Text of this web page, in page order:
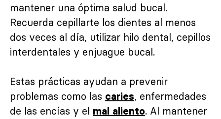
mantener una óptima salud bucal.
Recuerda cepillarte los dientes al menos
dos veces al día, utilizar hilo dental, cepillos
interdentales y enjuague bucal.
Estas prácticas ayudan a prevenir
problemas como las caries, enfermedades
de las encías y el mal aliento. Al mantener